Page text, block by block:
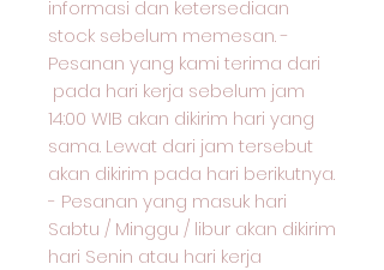
informasi dan ketersediaan
stock sebelum memesan. -
Pesanan yang kami terima dari
pada hari kerja sebelum jam
14:00 WIB akan dikirim hari yang
sama. Lewat dari jam tersebut
akan dikirim pada hari berikutnya.
- Pesanan yang masuk hari
Sabtu / Minggu / libur akan dikirim
hari Senin atau hari kerja